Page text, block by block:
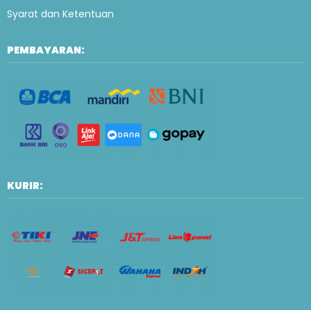
Syarat dan Ketentuan
PEMBAYARAN:
KURIR: